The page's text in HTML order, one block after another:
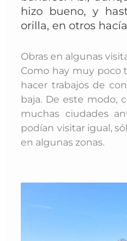
hizo bueno, y
orilla, en otros
Obras en algunas
Como hay muy poco
hacer trabajos de
baja. De este modo,
muchas ciudades
podían visitar igual,
en algunas zonas.